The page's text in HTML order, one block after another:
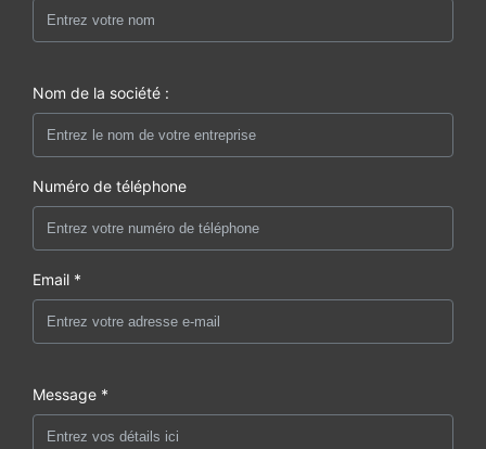
Nom de la société :
Numéro de téléphone
Email *
Message *